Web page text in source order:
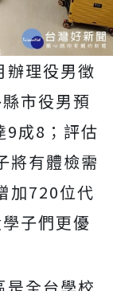
辦理役男徵
市役男預
9成8；評估
將有體檢需
加720位代
子們更優